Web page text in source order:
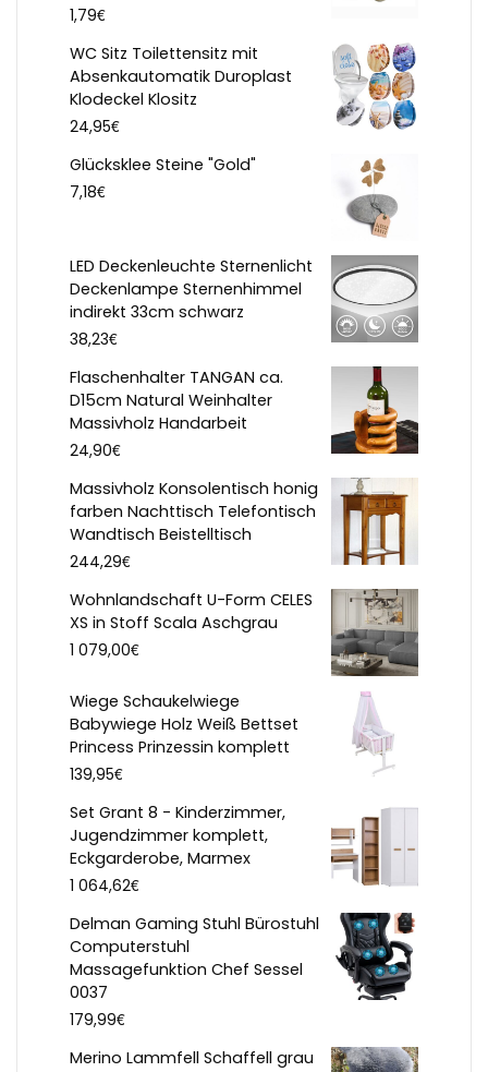
1,79€
WC Sitz Toilettensitz mit
Absenkautomatik Duroplast
Klodeckel Klositz
24,95€
Glücksklee Steine "Gold"
7,18€
LED Deckenleuchte Sternenlicht
Deckenlampe Sternenhimmel
indirekt 33cm schwarz
38,23€
Flaschenhalter TANGAN ca.
D15cm Natural Weinhalter
Massivholz Handarbeit
24,90€
Massivholz Konsolentisch honig
farben Nachttisch Telefontisch
Wandtisch Beistelltisch
244,29€
Wohnlandschaft U-Form CELES
XS in Stoff Scala Aschgrau
1 079,00€
Wiege Schaukelwiege
Babywiege Holz Weiß Bettset
Princess Prinzessin komplett
139,95€
Set Grant 8 - Kinderzimmer,
Jugendzimmer komplett,
Eckgarderobe, Marmex
1 064,62€
Delman Gaming Stuhl Bürostuhl
Computerstuhl
Massagefunktion Chef Sessel
0037
179,99€
Merino Lammfell Schaffell grau